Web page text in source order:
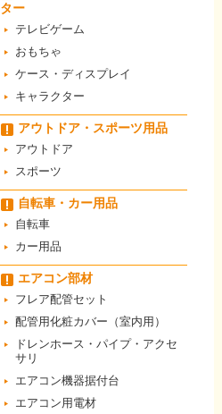
ター
テレビゲーム
おもちゃ
ケース・ディスプレイ
キャラクター
アウトドア・スポーツ用品
アウトドア
スポーツ
自転車・カー用品
自転車
カー用品
エアコン部材
フレア配管セット
配管用化粧カバー（室内用）
ドレンホース・パイプ・アクセ
サリ
エアコン機器据付台
エアコン用電材